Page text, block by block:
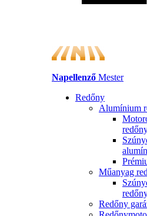
Napellenző Mester
Redőny
Alumínium
Műanyag
Redőny